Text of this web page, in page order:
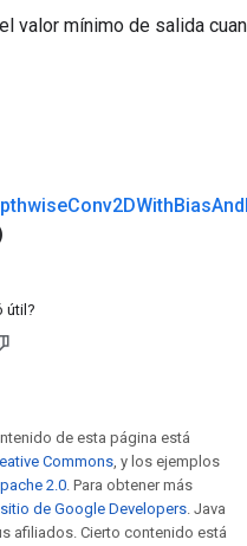
valor mínimo de salida
Conv2DWithBiasAnd
útil?
de esta página está
Commons, y los ejemplos
2.0. Para obtener más
de Google Developers. Java
afiliados. Cierto contenido está